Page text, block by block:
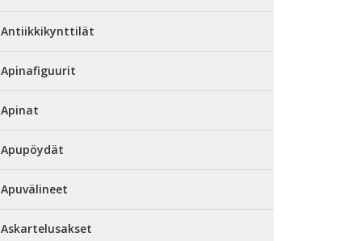
Antiikkikynttilät
Apinafiguurit
Apinat
Apupöydät
Apuvälineet
Askartelusakset